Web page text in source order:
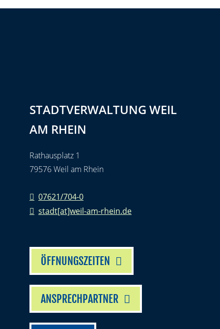
STADTVERWALTUNG WEIL
AM RHEIN
Rathausplatz 1
79576 Weil am Rhein
07621/704-0
stadt[at]weil-am-rhein.de
ÖFFNUNGSZEITEN
ANSPRECHPARTNER